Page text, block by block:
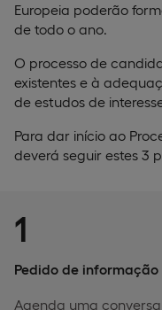
Europeia poderão
de todo o ano.
O processo de
existentes e à
de estudos de
Para dar início ao
deverá seguir estes 3
1
Pedido de informação
Agenda uma